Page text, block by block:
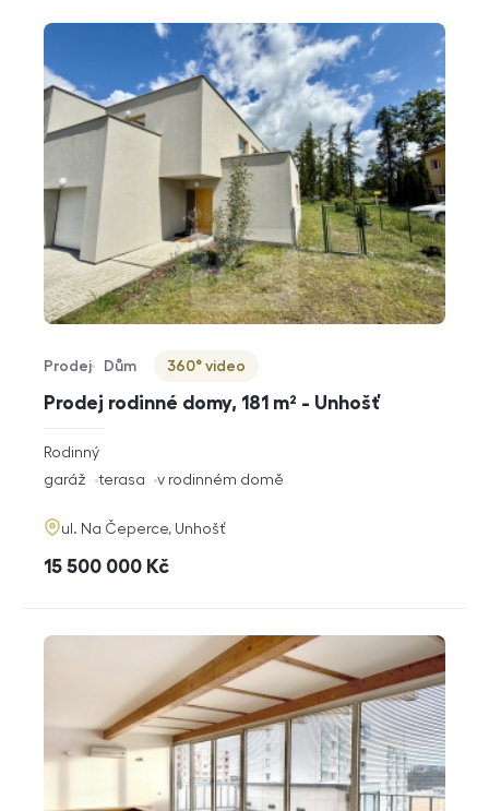
Prodej rodinné domy, 181 m² - Unhošť
Typ nabídky
Prodej
Typ nemovitosti
Dům
Virtuální prohlídka
360° video
rozměry
dispozice
Rodinný
funkce
garáž terasa v rodinném domě
adresa
ul. Na Čeperce, Unhošť
cena
15 500 000 Kč